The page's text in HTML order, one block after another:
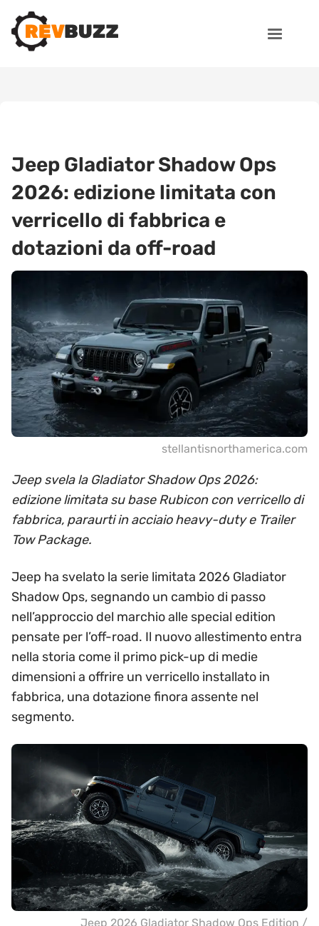
Jeep Gladiator Shadow Ops
2026: edizione limitata con
verricello di fabbrica e
dotazioni da off-road
stellantisnorthamerica.com
Jeep svela la Gladiator Shadow Ops 2026:
edizione limitata su base Rubicon con verricello di
fabbrica, paraurti in acciaio heavy-duty e Trailer
Tow Package.
Jeep ha svelato la serie limitata 2026 Gladiator
Shadow Ops, segnando un cambio di passo
nell’approccio del marchio alle special edition
pensate per l’off-road. Il nuovo allestimento entra
nella storia come il primo pick-up di medie
dimensioni a offrire un verricello installato in
fabbrica, una dotazione finora assente nel
segmento.
Jeep 2026 Gladiator Shadow Ops Edition /